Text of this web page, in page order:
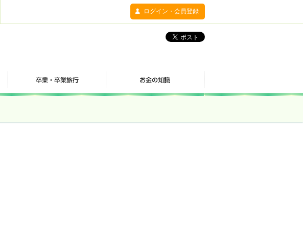
ログイン・会員登録